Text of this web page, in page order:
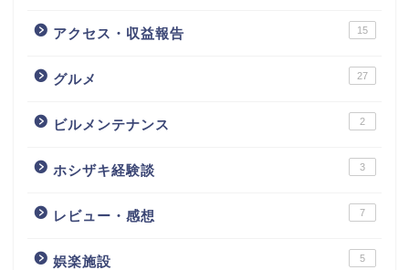
アクセス・収益報告 15
グルメ 27
ビルメンテナンス 2
ホシザキ経験談 3
レビュー・感想 7
娯楽施設 5